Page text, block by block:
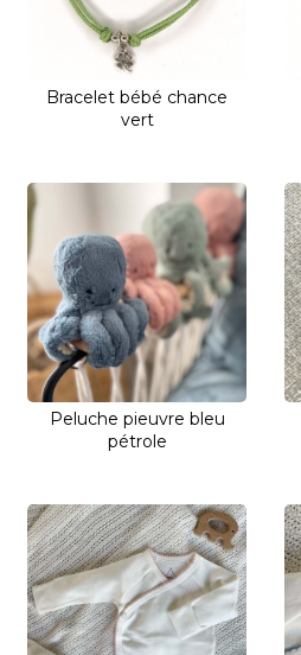
Bracelet bébé chance
vert
Peluche pieuvre bleu
pétrole